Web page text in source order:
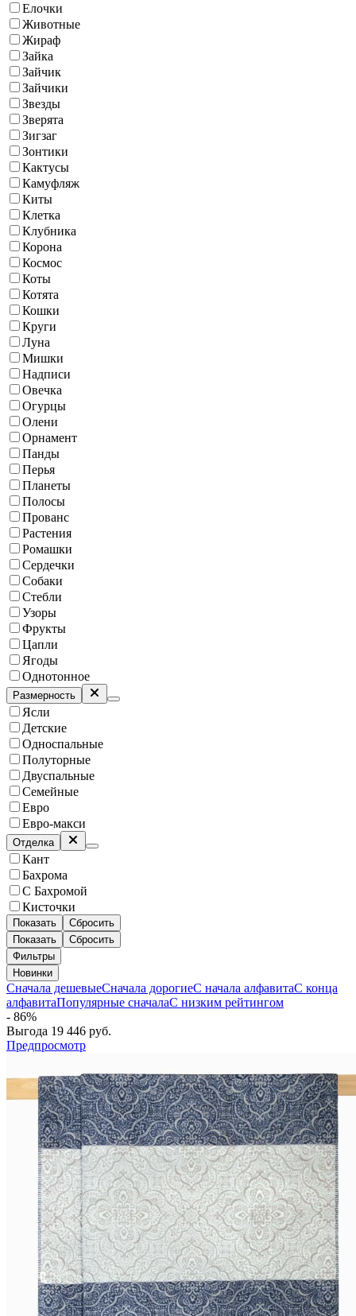
Елочки
Животные
Жираф
Зайка
Зайчик
Зайчики
Звезды
Зверята
Зигзаг
Зонтики
Кактусы
Камуфляж
Киты
Клетка
Клубника
Корона
Космос
Коты
Котята
Кошки
Круги
Луна
Мишки
Надписи
Овечка
Огурцы
Олени
Орнамент
Панды
Перья
Планеты
Полосы
Прованс
Растения
Ромашки
Сердечки
Собаки
Стебли
Узоры
Фрукты
Цапли
Ягоды
Однотонное
Размерность
Ясли
Детские
Односпальные
Полуторные
Двуспальные
Семейные
Евро
Евро-макси
Отделка
Кант
Бахрома
С Бахромой
Кисточки
Показать
Сбросить
Показать
Сбросить
Фильтры
Новинки
Сначала дешевыеСначала дорогиеС начала алфавитаС конца
алфавитаПопулярные сначалаС низким рейтингом
- 86%
Выгода 19 446 руб.
Предпросмотр